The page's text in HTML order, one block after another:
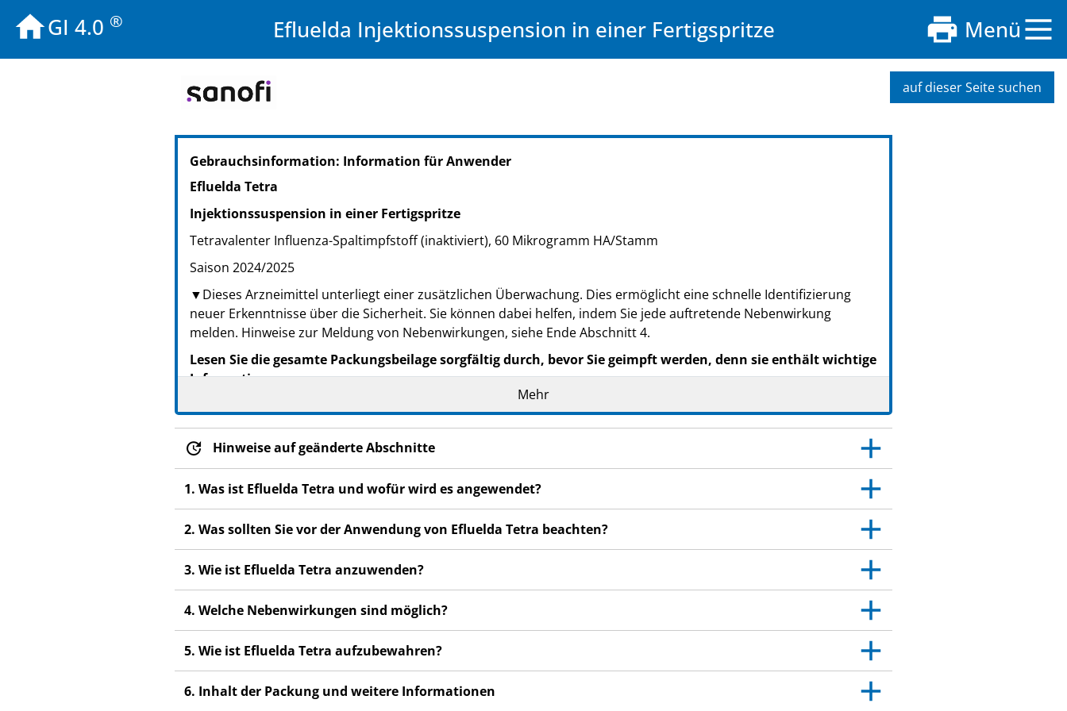
GI 4.0 ® Efluelda Injektionssuspension in einer Fertigspritze Menü
auf dieser Seite suchen
PZN: 18831500
PPN: 111883150090
NTIN: 04150188315000
PPN: 111883151780
NTIN: 04150188315178
Gebrauchsinformation: Information für Anwender
Efluelda Tetra
Injektionssuspension in einer Fertigspritze
Tetravalenter Influenza-Spaltimpfstoff (inaktiviert), 60 Mikrogramm HA/Stamm
Saison 2024/2025
▼Dieses Arzneimittel unterliegt einer zusätzlichen Überwachung. Dies ermöglicht eine schnelle Identifizierung
neuer Erkenntnisse über die Sicherheit. Sie können dabei helfen, indem Sie jede auftretende Nebenwirkung
melden. Hinweise zur Meldung von Nebenwirkungen, siehe Ende Abschnitt 4.
Lesen Sie die gesamte Packungsbeilage sorgfältig durch, bevor Sie geimpft werden, denn sie enthält wichtige
Informationen.
Heben Sie die Packungsbeilage auf. Vielleicht möchten Sie diese später nochmals lesen.
Wenn Sie weitere Fragen haben, wenden Sie sich an Ihren Arzt, Apotheker oder das medizinische
Fachpersonal.
Dieser Impfstoff wurde Ihnen persönlich verschrieben. Geben Sie ihn nicht an Dritte weiter.
Wenn Sie Nebenwirkungen bemerken, wenden Sie sich an Ihren Arzt, Apotheker oder das medizinische
Abschnitt 4.
Mehr
Hinweise auf geänderte Abschnitte
1. Was ist Efluelda Tetra und wofür wird es angewendet?
2. Was sollten Sie vor der Anwendung von Efluelda Tetra beachten?
3. Wie ist Efluelda Tetra anzuwenden?
4. Welche Nebenwirkungen sind möglich?
5. Wie ist Efluelda Tetra aufzubewahren?
6. Inhalt der Packung und weitere Informationen